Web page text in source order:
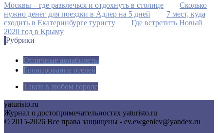
Москвы – где развлечься и отдохнуть в столице
Сколько
нужно денег для поездки в Адлер на 5 дней
7 мест, куда
сходить в Екатеринбурге туристу
Где встретить Новый
2020 год в Крыму
Рубрики
Отличные авиабилеты
Бронирование отелей
Такси в любом городе
yaturisto.ru
Журнал о достопримечательностях yaturisto.ru
© 2015-2026 Все права защищены - ev.ewgeniev@yandex.ru